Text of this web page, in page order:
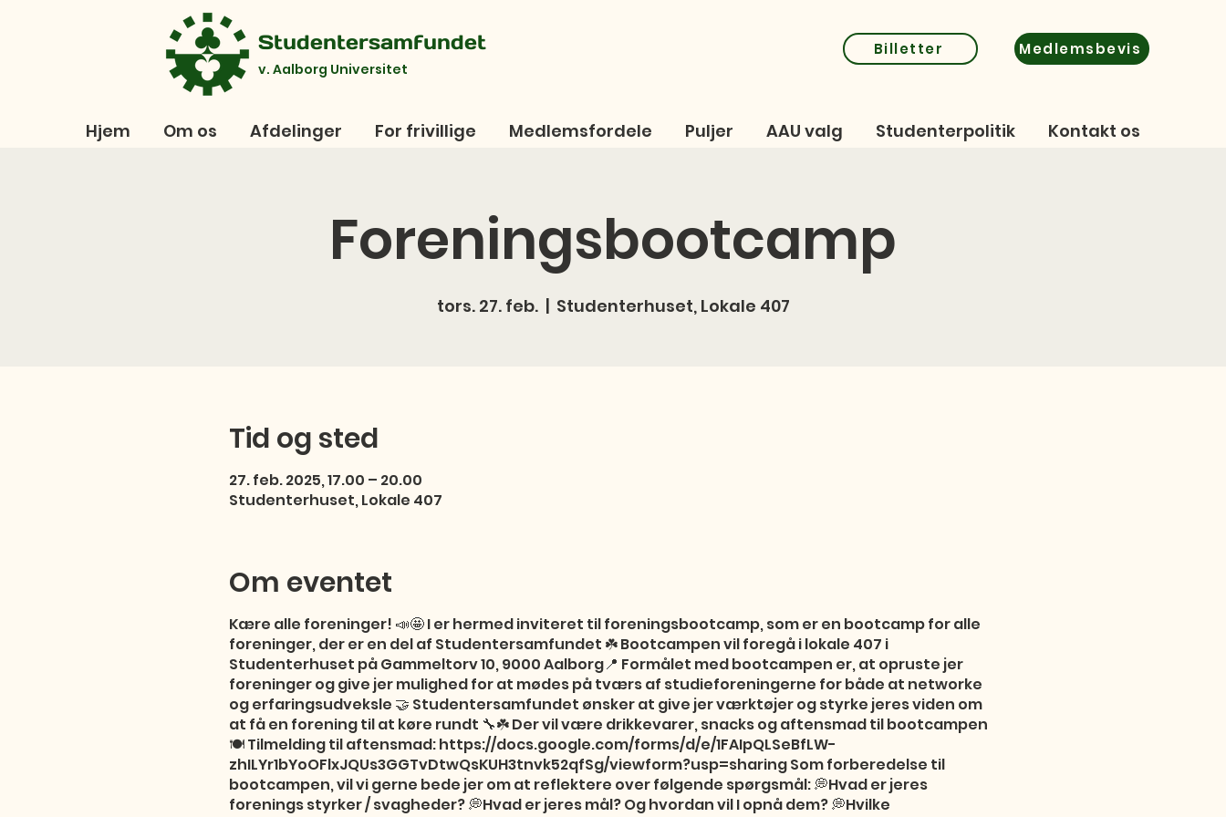
Studentersamfundet
v. Aalborg Universitet
Billetter Medlemsbevis
Hjem Om os Afdelinger For frivillige Medlemsfordele Puljer AAU valg Studenterpolitik Kontakt os
Foreningsbootcamp
tors. 27. feb.
  |
Studenterhuset, Lokale 407
Tid og sted
27. feb. 2025, 17.00 – 20.00
Studenterhuset, Lokale 407
Om eventet
Kære alle foreninger! 📣🤩 I er hermed inviteret til foreningsbootcamp, som er en bootcamp for alle
foreninger, der er en del af Studentersamfundet ☘️ Bootcampen vil foregå i lokale 407 i
Studenterhuset på Gammeltorv 10, 9000 Aalborg📍 Formålet med bootcampen er, at opruste jer
foreninger og give jer mulighed for at mødes på tværs af studieforeningerne for både at networke
og erfaringsudveksle 🤝 Studentersamfundet ønsker at give jer værktøjer og styrke jeres viden om
at få en forening til at køre rundt 🔧☘️ Der vil være drikkevarer, snacks og aftensmad til bootcampen
🍽️ Tilmelding til aftensmad: https://docs.google.com/forms/d/e/1FAIpQLSeBfLW-
zhILYr1bYoOFlxJQUs3GGTvDtwQsKUH3tnvk52qfSg/viewform?usp=sharing Som forberedelse til
bootcampen, vil vi gerne bede jer om at reflektere over følgende spørgsmål: 💭Hvad er jeres
forenings styrker / svagheder? 💭Hvad er jeres mål? Og hvordan vil I opnå dem? 💭Hvilke